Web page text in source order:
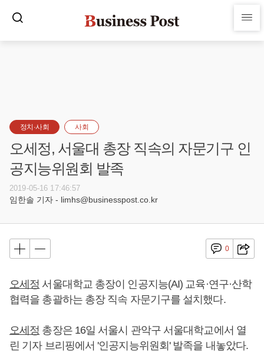
정치·사회 사회
오세정, 서울대 총장 직속의 자문기구 인
공지능위원회 발족
2019-05-16 17:46:57
임한솔 기자 - limhs@businesspost.co.kr
0
오세정 서울대학교 총장이 인공지능(AI) 교육·연구·산학
협력을 총괄하는 총장 직속 자문기구를 설치했다.
오세정 총장은 16일 서울시 관악구 서울대학교에서 열
린 기자 브리핑에서 '인공지능위원회' 발족을 내놓았다.